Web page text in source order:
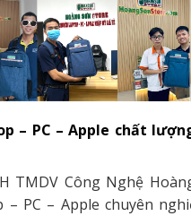
– PC – Apple chất
TMDV Công Nghệ
– PC – Apple chuyên